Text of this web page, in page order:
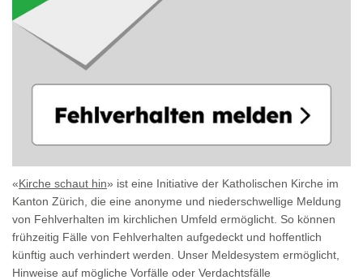
«Kirche schaut hin» ist eine Initiative der Katholischen Kirche im
Kanton Zürich, die eine anonyme und niederschwellige Meldung
von Fehlverhalten im kirchlichen Umfeld ermöglicht. So können
frühzeitig Fälle von Fehlverhalten aufgedeckt und hoffentlich
künftig auch verhindert werden. Unser Meldesystem ermöglicht,
Hinweise auf mögliche Vorfälle oder Verdachtsfälle